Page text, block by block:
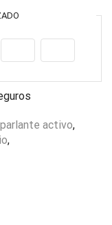
parlante activo,
,